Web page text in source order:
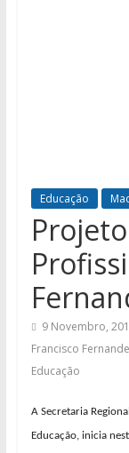
Educação
Projeto
9 Novembro,
Francisco
Educação
A Secretaria
Educação, inicia